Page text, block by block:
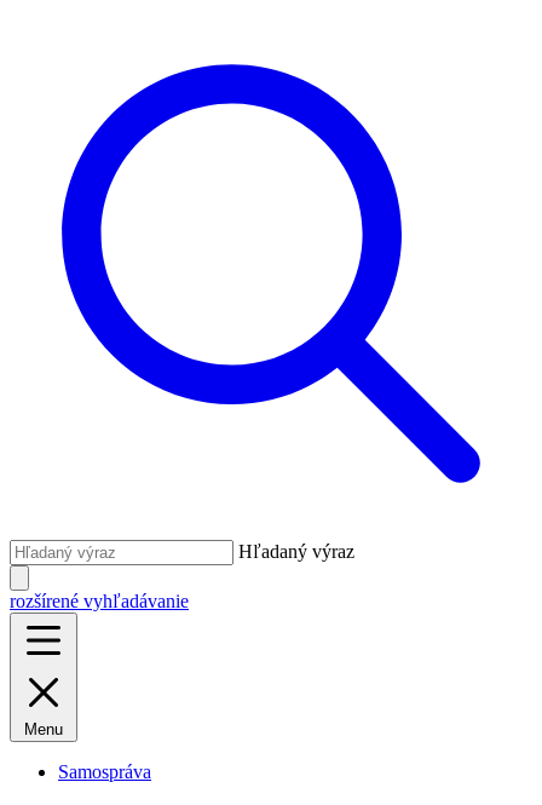
Hľadaný výraz
rozšírené vyhľadávanie
Menu
Samospráva